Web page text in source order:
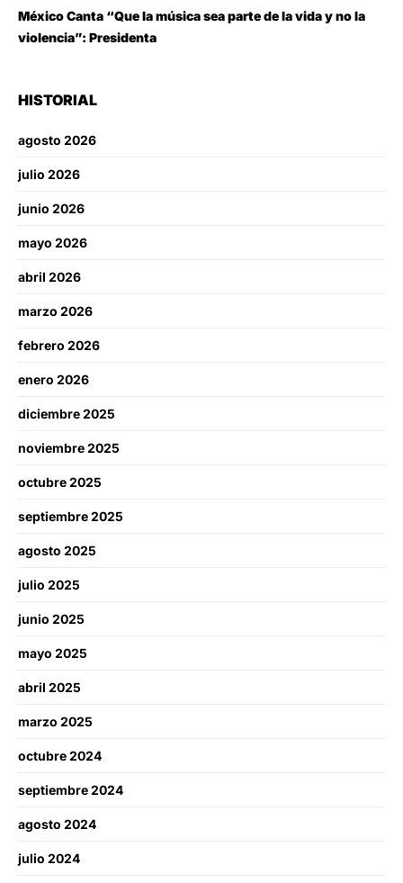
México Canta “Que la música sea parte de la vida y no la
violencia”: Presidenta
HISTORIAL
agosto 2026
julio 2026
junio 2026
mayo 2026
abril 2026
marzo 2026
febrero 2026
enero 2026
diciembre 2025
noviembre 2025
octubre 2025
septiembre 2025
agosto 2025
julio 2025
junio 2025
mayo 2025
abril 2025
marzo 2025
octubre 2024
septiembre 2024
agosto 2024
julio 2024